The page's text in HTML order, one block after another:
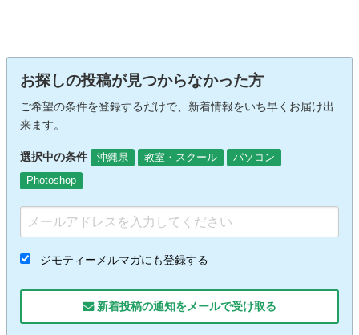
お探しの投稿が見つからなかった方
ご希望の条件を登録するだけで、新着情報をいち早くお届け出
来ます。
選択中の条件 沖縄県 教室・スクール
パソコン
Photoshop
ジモティーメルマガにも登録する
新着投稿の通知をメールで受け取る